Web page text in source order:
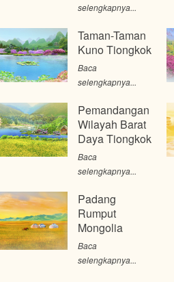
selengkapnya...
Taman-Taman
Kuno Tiongkok
Baca
selengkapnya...
Pemandangan
Wilayah Barat
Daya Tiongkok
Baca
selengkapnya...
Padang
Rumput
Mongolia
Baca
selengkapnya...